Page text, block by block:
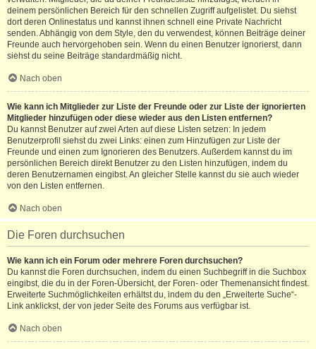
deinem persönlichen Bereich für den schnellen Zugriff aufgelistet. Du siehst
dort deren Onlinestatus und kannst ihnen schnell eine Private Nachricht
senden. Abhängig von dem Style, den du verwendest, können Beiträge deiner
Freunde auch hervorgehoben sein. Wenn du einen Benutzer ignorierst, dann
siehst du seine Beiträge standardmäßig nicht.
Nach oben
Wie kann ich Mitglieder zur Liste der Freunde oder zur Liste der ignorierten
Mitglieder hinzufügen oder diese wieder aus den Listen entfernen?
Du kannst Benutzer auf zwei Arten auf diese Listen setzen: In jedem
Benutzerprofil siehst du zwei Links: einen zum Hinzufügen zur Liste der
Freunde und einen zum Ignorieren des Benutzers. Außerdem kannst du im
persönlichen Bereich direkt Benutzer zu den Listen hinzufügen, indem du
deren Benutzernamen eingibst. An gleicher Stelle kannst du sie auch wieder
von den Listen entfernen.
Nach oben
Die Foren durchsuchen
Wie kann ich ein Forum oder mehrere Foren durchsuchen?
Du kannst die Foren durchsuchen, indem du einen Suchbegriff in die Suchbox
eingibst, die du in der Foren-Übersicht, der Foren- oder Themenansicht findest.
Erweiterte Suchmöglichkeiten erhältst du, indem du den „Erweiterte Suche“-
Link anklickst, der von jeder Seite des Forums aus verfügbar ist.
Nach oben